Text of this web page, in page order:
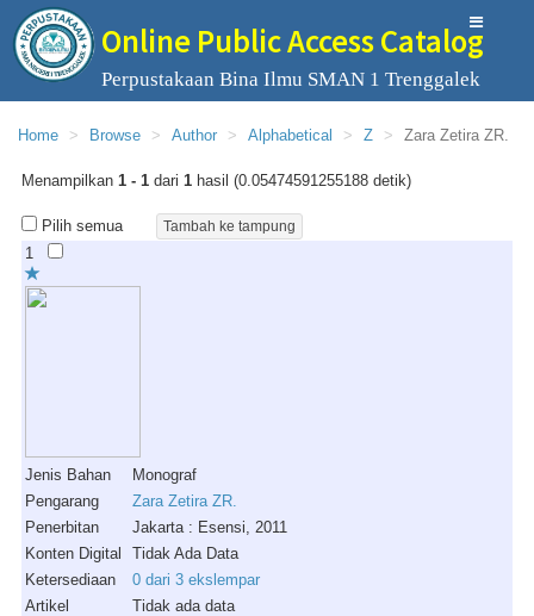
Online Public Access Catalog
Perpustakaan Bina Ilmu SMAN 1 Trenggalek
Home Browse Author Alphabetical Z Zara Zetira ZR.
Menampilkan 1 - 1 dari 1 hasil (0.05474591255188 detik)
Pilih semua
1
Jenis Bahan
Monograf
Pengarang
Zara Zetira ZR.
Penerbitan
Jakarta : Esensi, 2011
Konten Digital
Tidak Ada Data
Ketersediaan
0 dari 3 ekslempar
Artikel
Tidak ada data